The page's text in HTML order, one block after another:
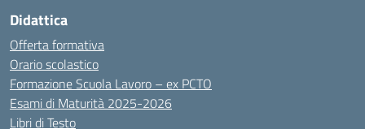
Didattica
Offerta formativa
Orario scolastico
Formazione Scuola Lavoro – ex PCTO
Esami di Maturità 2025-2026
Libri di Testo